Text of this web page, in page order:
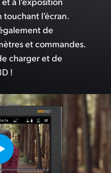
l’écran.
de
et commandes.
charger et de
!